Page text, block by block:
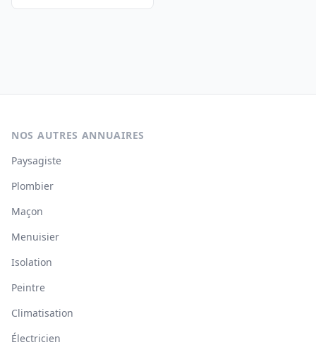
NOS AUTRES ANNUAIRES
Paysagiste
Plombier
Maçon
Menuisier
Isolation
Peintre
Climatisation
Électricien